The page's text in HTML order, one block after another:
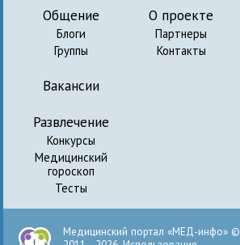
Общение
Блоги
Группы
Вакансии
Развлечение
Конкурсы
Медицинский
гороскоп
Тесты
О проекте
Партнеры
Контакты
Медицинский портал «МЕД-инфо» ©